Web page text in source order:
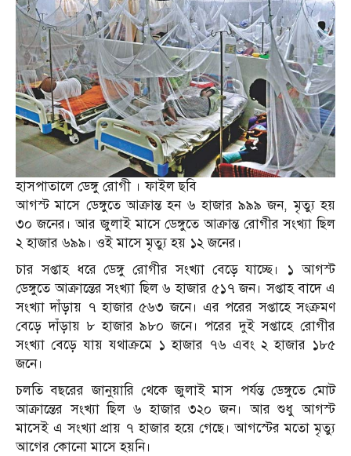
হাসপাতালে ডেঙ্গু রোগী । ফাইল ছবি
আগস্ট মাসে ডেঙ্গুতে আক্রান্ত হন ৬ হাজার ৯৯৯ জন, মৃত্যু হয়
৩০ জনের। আর জুলাই মাসে ডেঙ্গুতে আক্রান্ত রোগীর সংখ্যা ছিল
২ হাজার ৬৯৯। ওই মাসে মৃত্যু হয় ১২ জনের।
চার সপ্তাহ ধরে ডেঙ্গু রোগীর সংখ্যা বেড়ে যাচ্ছে। ১ আগস্ট
ডেঙ্গুতে আক্রান্তের সংখ্যা ছিল ৬ হাজার ৫১৭ জন। সপ্তাহ বাদে এ
সংখ্যা দাঁড়ায় ৭ হাজার ৫৬৩ জনে। এর পরের সপ্তাহে সংক্রমণ
বেড়ে দাঁড়ায় ৮ হাজার ৯৮০ জনে। পরের দুই সপ্তাহে রোগীর
সংখ্যা বেড়ে যায় যথাক্রমে ১ হাজার ৭৬ এবং ২ হাজার ১৮৫
জনে।
চলতি বছরের জানুয়ারি থেকে জুলাই মাস পর্যন্ত ডেঙ্গুতে মোট
আক্রান্তের সংখ্যা ছিল ৬ হাজার ৩২০ জন। আর শুধু আগস্ট
মাসেই এ সংখ্যা প্রায় ৭ হাজার হয়ে গেছে। আগস্টের মতো মৃত্যু
আগের কোনো মাসে হয়নি।